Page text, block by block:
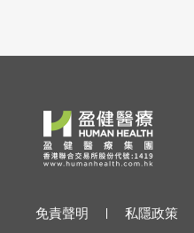
免責聲明 私隱政策